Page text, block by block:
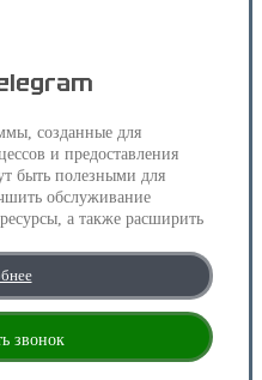
созданные для
и предоставления
быть полезными для
обслуживание
а также расширить
звонок